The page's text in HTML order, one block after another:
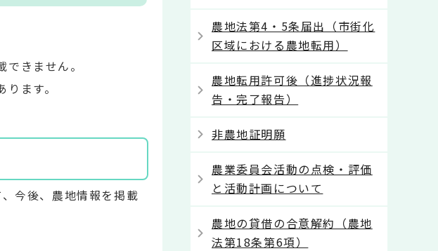
きません。
ます。
今後、農地情報を掲載
農地法第4・5条届出（市街化
区域における農地転用）
農地転用許可後（進捗状況報
告・完了報告）
非農地証明願
農業委員会活動の点検・評価
と活動計画について
農地の貸借の合意解約（農地
法第18条第6項）